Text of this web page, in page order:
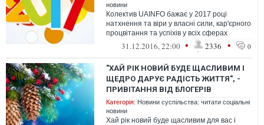
новини
Колектив UAINFO бажає у 2017 році
натхнення та віри у власні сили, кар'єрного
процвітання та успіхів у всіх сферах
Вашого життя. Нехай кожен день ново...
31.12.2016, 22:00 • 2336 • 0
"ХАЙ РІК НОВИЙ БУДЕ ЩАСЛИВИМ І
ЩЕДРО ДАРУЄ РАДІСТЬ ЖИТТЯ", -
ПРИВІТАННЯ ВІД БЛОГЕРІВ
Категорія: Новини суспільства: читати соціальні
новини
Хай рік новий буде щасливим для вас і